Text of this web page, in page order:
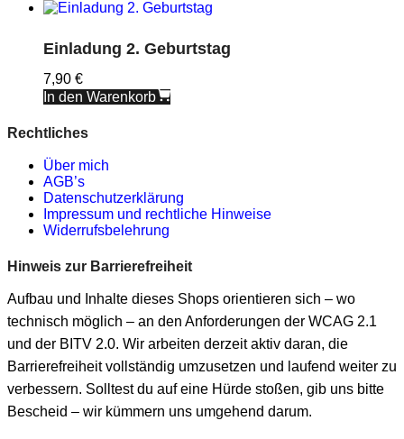
Einladung 2. Geburtstag
7,90 €
In den Warenkorb
Rechtliches
Über mich
AGB’s
Datenschutzerklärung
Impressum und rechtliche Hinweise
Widerrufsbelehrung
Hinweis zur Barrierefreiheit
Aufbau und Inhalte dieses Shops orientieren sich – wo
technisch möglich – an den Anforderungen der WCAG 2.1
und der BITV 2.0. Wir arbeiten derzeit aktiv daran, die
Barrierefreiheit vollständig umzusetzen und laufend weiter zu
verbessern. Solltest du auf eine Hürde stoßen, gib uns bitte
Bescheid – wir kümmern uns umgehend darum.